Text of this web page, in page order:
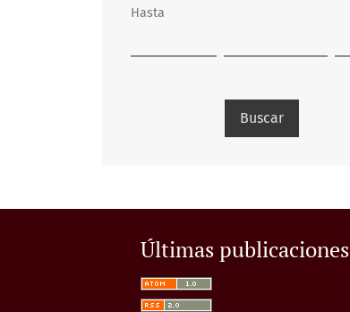
Hasta
Buscar
Últimas publicaciones